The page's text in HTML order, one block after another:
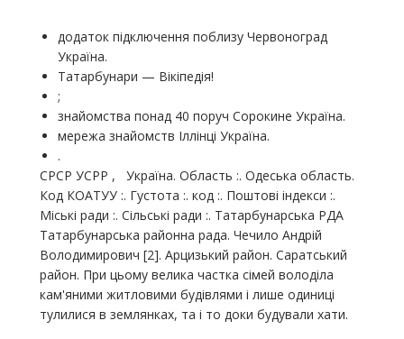
додаток підключення поблизу Червоноград
Україна.
Татарбунари — Вікіпедія!
;
знайомства понад 40 поруч Сорокине Україна.
мережа знайомств Іллінці Україна.
.
СРСР УСРР , Україна. Область :. Одеська область.
Код КОАТУУ :. Густота :. код :. Поштові індекси :.
Міські ради :. Сільські ради :. Татарбунарська РДА
Татарбунарська районна рада. Чечило Андрій
Володимирович [2]. Арцизький район. Саратський
район. При цьому велика частка сімей володіла
кам'яними житловими будівлями і лише одиниці
тулилися в землянках, та і то доки будували хати.